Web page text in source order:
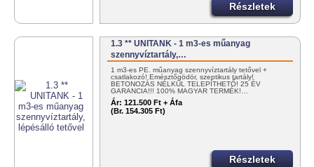
Részletek
1.3 ** UNITANK - 1 m3-es műanyag
szennyvíztartály,…
1 m3-es PE. műanyag szennyvíztartály tetővel +
csatlakozó! Emésztőgödör, szeptikus tartály!
BETONOZÁS NÉLKÜL TELEPÍTHETŐ! 25 ÉV
GARANCIA!!! 100% MAGYAR TERMÉK!…
Ár: 121.500 Ft + Áfa
(Br. 154.305 Ft)
Részletek